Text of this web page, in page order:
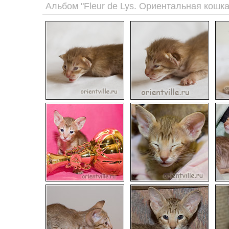
Альбом "Fleur de Lys. Ориентальная